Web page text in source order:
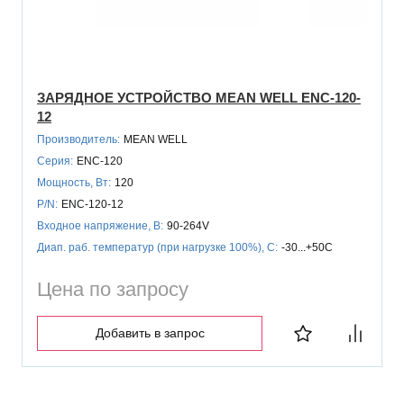
ЗАРЯДНОЕ УСТРОЙСТВО MEAN WELL ENC-120-
12
Производитель: MEAN WELL
Серия: ENC-120
Мощность, Вт: 120
P/N: ENC-120-12
Входное напряжение, В: 90-264V
Диап. раб. температур (при нагрузке 100%), C: -30...+50C
Цена по запросу
Добавить в запрос